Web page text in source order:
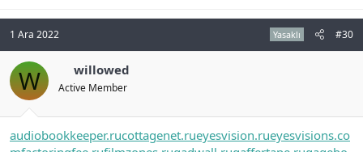
1 Ara 2022 Yasaklı #30
W willowed
Active Member
audiobookkeeper.rucottagenet.rueyesvision.rueyesvisions.co